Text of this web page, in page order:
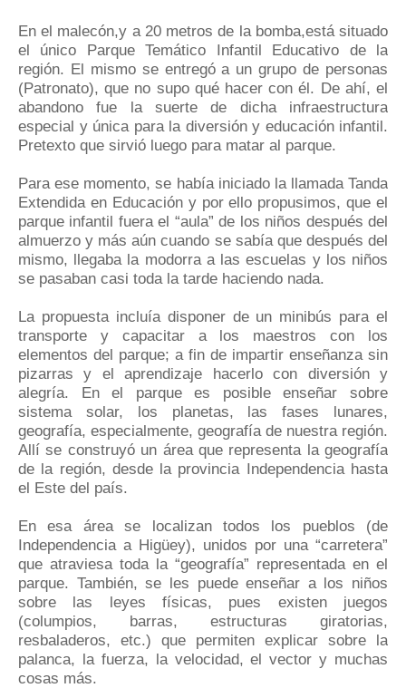
En el malecón,y a 20 metros de la bomba,está situado
el único Parque Temático Infantil Educativo de la
región. El mismo se entregó a un grupo de personas
(Patronato), que no supo qué hacer con él. De ahí, el
abandono fue la suerte de dicha infraestructura
especial y única para la diversión y educación infantil.
Pretexto que sirvió luego para matar al parque.
Para ese momento, se había iniciado la llamada Tanda
Extendida en Educación y por ello propusimos, que el
parque infantil fuera el “aula” de los niños después del
almuerzo y más aún cuando se sabía que después del
mismo, llegaba la modorra a las escuelas y los niños
se pasaban casi toda la tarde haciendo nada.
La propuesta incluía disponer de un minibús para el
transporte y capacitar a los maestros con los
elementos del parque; a fin de impartir enseñanza sin
pizarras y el aprendizaje hacerlo con diversión y
alegría. En el parque es posible enseñar sobre
sistema solar, los planetas, las fases lunares,
geografía, especialmente, geografía de nuestra región.
Allí se construyó un área que representa la geografía
de la región, desde la provincia Independencia hasta
el Este del país.
En esa área se localizan todos los pueblos (de
Independencia a Higüey), unidos por una “carretera”
que atraviesa toda la “geografía” representada en el
parque. También, se les puede enseñar a los niños
sobre las leyes físicas, pues existen juegos
(columpios, barras, estructuras giratorias,
resbaladeros, etc.) que permiten explicar sobre la
palanca, la fuerza, la velocidad, el vector y muchas
cosas más.